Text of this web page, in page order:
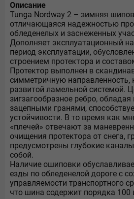
Описание
Tunga Nordway 2 – зимняя
отличающаяся надежностью
обледенелых и заснеженных
Дополняет эксплуатационный
период эксплуатации,
строением протектора и
Протектор выполнен в
симметричную направленность,
развитой ламельной системой.
зигзагообразное ребро,
зацепными гранями,
устойчивости. В то время как
«плечей» отвечают за
очищения протектора от снега,
предусмотрены глубокие
собой.
Наличие ошиповки
езды по обледенелой дороге с
управляемости транспортного
что шина содержит порядка